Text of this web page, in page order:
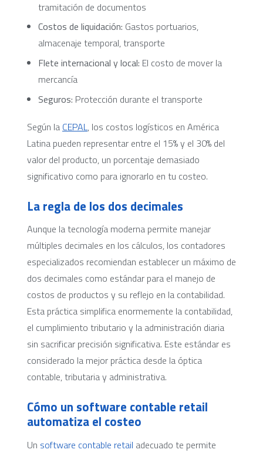
tramitación de documentos
Costos de liquidación: Gastos portuarios,
almacenaje temporal, transporte
Flete internacional y local: El costo de mover la
mercancía
Seguros: Protección durante el transporte
Según la CEPAL, los costos logísticos en América
Latina pueden representar entre el 15% y el 30% del
valor del producto, un porcentaje demasiado
significativo como para ignorarlo en tu costeo.
La regla de los dos decimales
Aunque la tecnología moderna permite manejar
múltiples decimales en los cálculos, los contadores
especializados recomiendan establecer un máximo de
dos decimales como estándar para el manejo de
costos de productos y su reflejo en la contabilidad.
Esta práctica simplifica enormemente la contabilidad,
el cumplimiento tributario y la administración diaria
sin sacrificar precisión significativa. Este estándar es
considerado la mejor práctica desde la óptica
contable, tributaria y administrativa.
Cómo un software contable retail
automatiza el costeo
Un software contable retail adecuado te permite